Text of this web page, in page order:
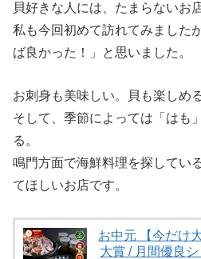
貝好きな人には、たまらないお
私も今回初めて訪れてみました
ば良かった！」と思いました。
お刺身も美味しい。貝も楽しめる
そして、季節によっては「はも
る。
鳴門方面で海鮮料理を探してい
てほしいお店です。
お中元 【今だけ
大賞 / 月間優良シ